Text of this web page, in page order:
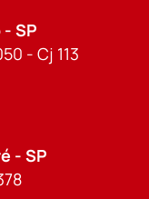
SP
- Cj 113
- SP